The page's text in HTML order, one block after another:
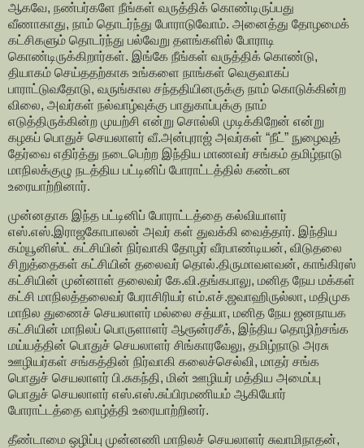
ஆகவே, நண்பர்களே நீங்கள் வருத்திக் கொண்டிருப்பது
வீணாகாது, நாம் தொடர்ந்து போராடுவோம். அனைத்து தோழமைக்
கட்சிகளும் தொடர்ந்து பல்வேறு தளங்களில் போராடி
கொண்டிருக்கிறார்கள். இங்கே நீங்கள் வருத்திக் கொண்டு,
தியாகம் செய்ததற்காக உங்களை நாங்கள் வெகுவாகப்
பாராட்டுவதோடு, வருங்கால சந்ததியினருக்கு நாம் கொடுக்கின்ற
விலை, அவர்கள் நல்வாழ்வுக்கு பாதுகாப்புக்கு நாம்
எடுத்திருக்கின்ற முயற்சி என்று சொல்லி முடிக்கிறேன் என்று
கழகப் பொதுச் செயலாளர் வீ.அன்புராஜ் அவர்கள் “நீட்” நுழைவுத்
தேர்வை எதிர்த்து நடைபெற்ற இந்திய மாணவர் சங்கம் தமிழ்நாடு
மாநிலக்குழு நடத்திய பட்டினிப் போராட்டத்தில் கண்டன
உரையாற்றினார்.
முன்னதாக இந்த பட்டினிப் போராட்டத்தை கல்வியாளர்
எஸ்.எஸ்.இராஜகோபாலன் அவர் கள் துவக்கி வைத்தார். இந்திய
கம்யூனிஸ்ட் கட்சியின் நிர்வாகி தோழர் வீரபாண்டியன், விடுதலை
சிறுத்தைகள் கட்சியின் தலைவர் தொல்.திருமாவளவன், காங்கிரஸ்
கட்சியின் முன்னாள் தலைவர் கே.வி.தங்கபாலு, மனித நேய மக்கள்
கட்சி மாநிலத்தலைவர் பேராசிரியர் எம்.எச்.ஜவாஹிருல்லா, மதிமுக
மாநில துணைச் செயலாளர் மல்லை சத்யா, மனித நேய ஜனநாயக
கட்சியின் மாநிலப் பொருளாளர் ஆரூன்ரசீக், இந்திய தொழிற்சங்க
மய்யத்தின் பொதுச் செயலாளர் சிங்காரவேலு, தமிழ்நாடு அரசு
ஊழியர்கள் சங்கத்தின் நிர்வாகி கலைச்செல்வி, மாதர் சங்க
பொதுச் செயலாளர் பி.சுகந்தி, மின் ஊழியர் மத்திய அமைப்பு
பொதுச் செயலாளர் எஸ்.எஸ்.சுப்பிரமணியம் ஆகியோர்
போராட்டத்தை வாழ்த்தி உரையாற்றினர்.
தீண்டாமை ஒழிப்பு முன்னணி மாநிலச் செயலாளர் சுவாமிநாதன்,